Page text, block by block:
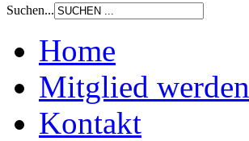
Suchen...
Home
Mitglied werden
Kontakt